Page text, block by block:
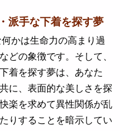
派手な下着を探す夢
かは生命力の高まり過
どの象徴です。そして、
着を探す夢は、あなた
に、表面的な美しさを探
楽を求めて異性関係が乱
りすることを暗示してい